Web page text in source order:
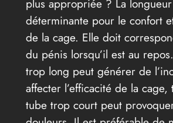
plus appropriée ? La
déterminante pour le confort
de la cage. Elle doit
du pénis lorsqu’il est au
trop long peut générer de
affecter l’efficacité de la cage,
tube trop court peut